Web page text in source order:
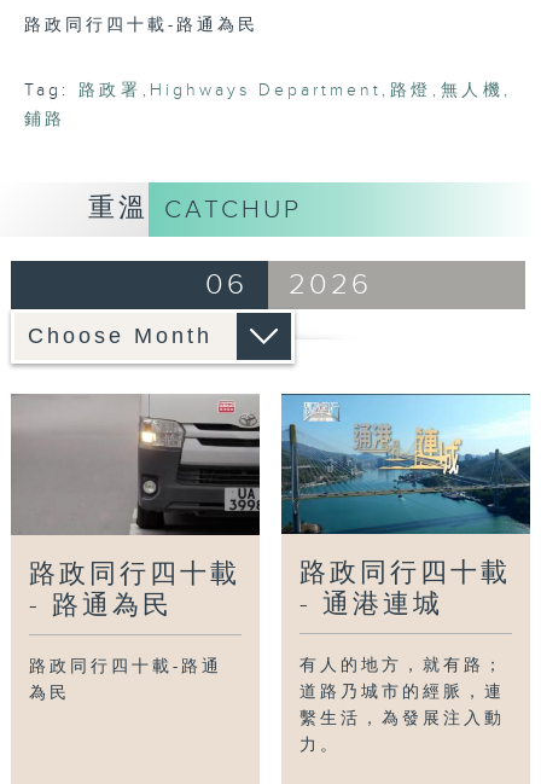
7
路政同行四十載-路通為民
Tag: 路政署 , Highways Department , 路燈 , 無人機 ,
鋪路
重溫 CATCHUP
06 2026
路政同行四十載
- 路通為民
路政同行四十載-路通
為民
路政同行四十載
- 通港連城
有人的地方，就有路；
道路乃城市的經脈，連
繫生活，為發展注入動
力。